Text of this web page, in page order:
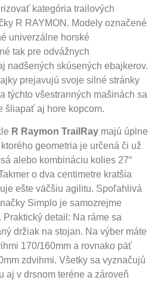
kategória trailových
R RAYMON. Modely označené
univerzálne horské
tak pre odvážnych
nadšených skúsených ebajkerov.
prejavujú svoje silné stránky
týchto všestranných mašinách sa
šliapať aj hore kopcom.
R Raymon TrailRay majú úplne
geometria je určená či už
alebo kombináciu kolies 27“
o dva centimetre kratšia
ešte väčšiu agilitu. Spoľahlivá
Simplo je samozrejme
Praktický detail: Na ráme sa
držiak na stojan. Na výber máte
170/160mm a rovnako päť
zdvihmi. Všetky sa vyznačujú
aj v drsnom teréne a zároveň